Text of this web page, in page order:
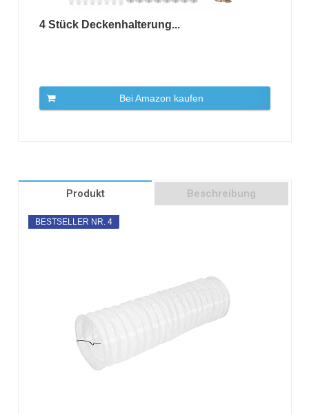
4 Stück Deckenhalterung...
Bei Amazon kaufen
Produkt Beschreibung
BESTSELLER NR. 4